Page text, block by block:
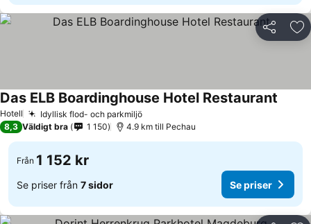
Dela
Hotell Idyllisk flod- och parkmiljöSe priser
Das ELB Boardinghouse Hotel Restaurant
8,3 Väldigt bra 1 150 4.9 km till Pechau
Från 1 152 kr
Se priser från 7 sidor Se priser